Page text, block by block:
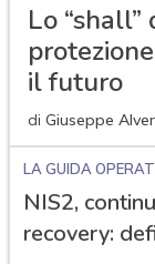
Lo
il futuro
di Giuseppe
LA GUIDA
NIS2,
recovery: